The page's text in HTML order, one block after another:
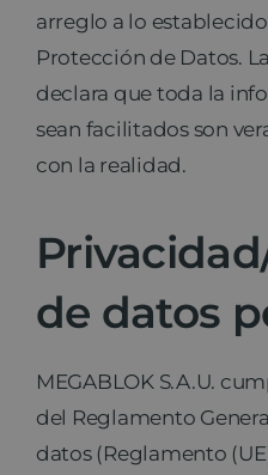
arreglo a lo
Protección de Datos.
declara que toda la
sean facilitados son
con la realidad.
de datos
MEGABLOK S.A.U.
del Reglamento
datos (Reglamento